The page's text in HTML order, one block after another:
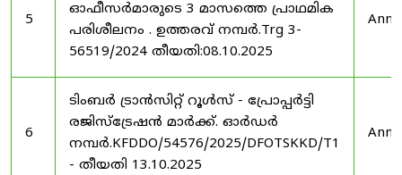
5
ഓഫീസർമാരുടെ 3 മാസത്തെ പ്രാഥമിക
പരിശീലനം . ഉത്തരവ് നമ്പർ.Trg 3-
56519/2024 തീയതി:08.10.2025
6
ടിംബർ ട്രാൻസിറ്റ് റൂൾസ് - പ്രോപ്പർട്ടി
രജിസ്ട്രേഷൻ മാർക്ക്. ഓർഡർ
നമ്പർ.KFDDO/54576/2025/DFOTSKKD/T1
- തീയതി 13.10.2025